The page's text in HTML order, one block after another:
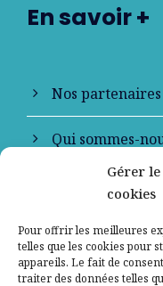
Gérer
cookies
Pour offrir les meilleures
telles que les cookies pour
appareils. Le fait de
traiter des données telles
En savoir +
Nos partenaires
Qui sommes-
Contactez-nous
Mentions
Politique de